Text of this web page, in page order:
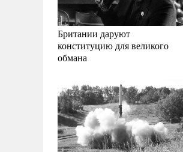
Британии даруют
конституцию для великого
обмана